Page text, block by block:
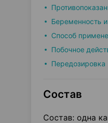
Беременность
Способ
Побочное
Передозировка
Состав
Состав: одна